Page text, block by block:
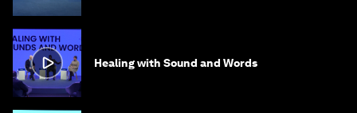
Healing with Sound and Words